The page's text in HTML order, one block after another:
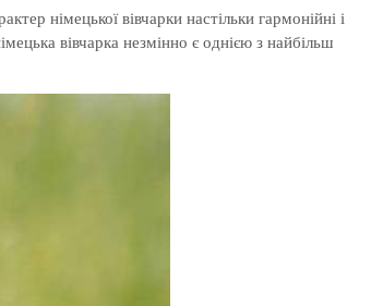
німецької вівчарки настільки гармонійні і
вівчарка незмінно є однією з найбільш